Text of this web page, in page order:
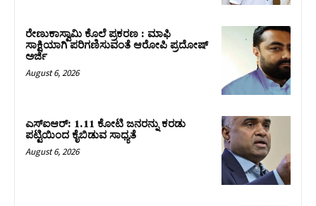
ರೇಣುಕಾಸ್ವಾಮಿ ಕೊಲೆ ಪ್ರಕರಣ : ಮಾಫಿ
ಸಾಕ್ಷಿಯಾಗಿ ಪರಿಗಣಿಸುವಂತೆ ಆರೋಪಿ ಪ್ರದೋಷ್‌
ಅರ್ಜಿ
August 6, 2026
ಎಸ್‌ಐಆರ್‌: 1.11 ಕೋಟಿ ಜನರನ್ನು ಕರಡು
ಪಟ್ಟಿಯಿಂದ ಕೈಬಿಡುವ ಸಾಧ್ಯತೆ
August 6, 2026